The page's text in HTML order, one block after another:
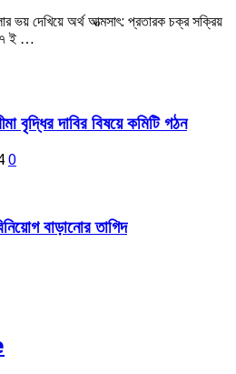
ভয় দেখিয়ে অর্থ আত্মসাৎ: প্রতারক চক্র সক্রিয়
ই …
বৃদ্ধির দাবির বিষয়ে কমিটি গঠন
0
বাড়ানোর তাগিদ